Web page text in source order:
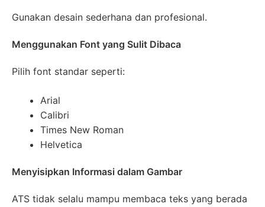
Gunakan desain sederhana dan profesional.
Menggunakan Font yang Sulit Dibaca
Pilih font standar seperti:
Arial
Calibri
Times New Roman
Helvetica
Menyisipkan Informasi dalam Gambar
ATS tidak selalu mampu membaca teks yang berada